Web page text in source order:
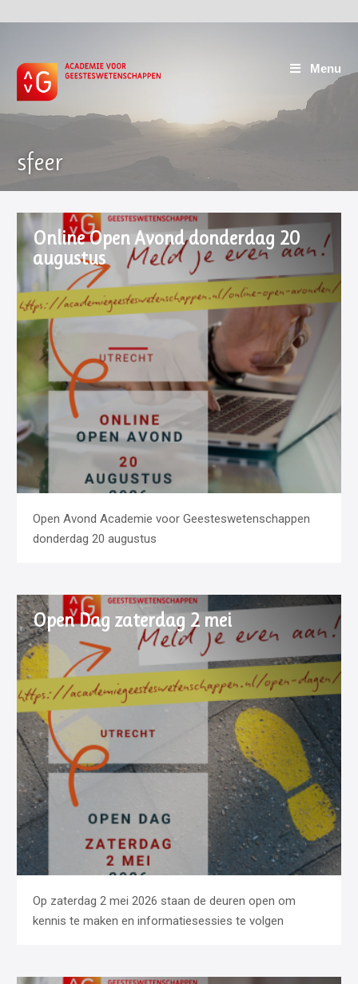
Menu
sfeer
Online Open Avond donderdag 20
augustus
Open Avond Academie voor Geesteswetenschappen
donderdag 20 augustus
Open Dag zaterdag 2 mei
Op zaterdag 2 mei 2026 staan de deuren open om
kennis te maken en informatiesessies te volgen